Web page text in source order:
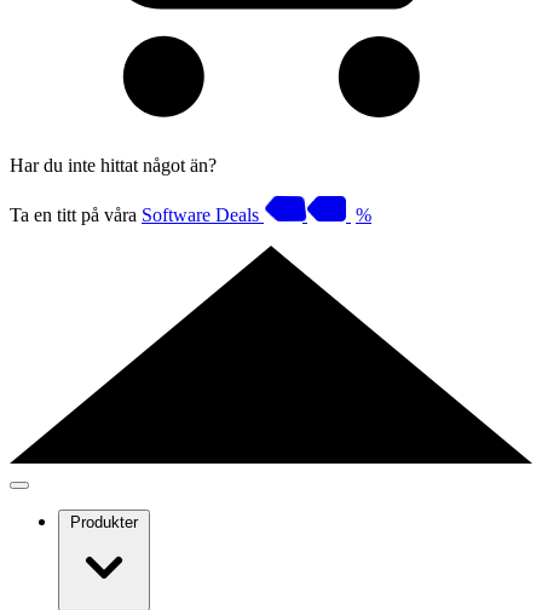
Har du inte hittat något än?
Ta en titt på våra Software Deals %
Produkter